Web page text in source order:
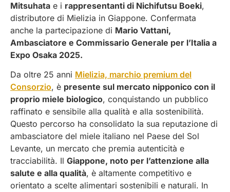
Mitsuhata e i rappresentanti di Nichifutsu Boeki,
distributore di Mielizia in Giappone. Confermata
anche la partecipazione di Mario Vattani,
Ambasciatore e Commissario Generale per l’Italia a
Expo Osaka 2025.
Da oltre 25 anni Mielizia, marchio premium del
Consorzio, è presente sul mercato nipponico con il
proprio miele biologico, conquistando un pubblico
raffinato e sensibile alla qualità e alla sostenibilità.
Questo percorso ha consolidato la sua reputazione di
ambasciatore del miele italiano nel Paese del Sol
Levante, un mercato che premia autenticità e
tracciabilità. Il Giappone, noto per l’attenzione alla
salute e alla qualità, è altamente competitivo e
orientato a scelte alimentari sostenibili e naturali. In